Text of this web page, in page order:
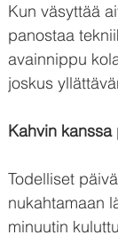
Kun väsyttää
panostaa
avainnippu
joskus
Kahvin
Todelliset
nukahtamaan
minuutin